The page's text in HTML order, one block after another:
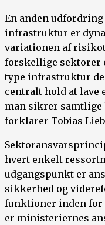
En anden
infrastruktur er
variationen af
forskellige sektorer
type infrastruktur
centralt hold at lave
man sikrer
forklarer Tobias
hvert enkelt
udgangspunkt er
sikkerhed og
funktioner inden for
er ministeriernes